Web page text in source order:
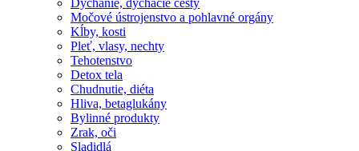
Dýchanie, dýchacie cesty
Močové ústrojenstvo a pohlavné orgány
Kĺby, kosti
Pleť, vlasy, nechty
Tehotenstvo
Detox tela
Chudnutie, diéta
Hliva, betaglukány
Bylinné produkty
Zrak, oči
Sladidlá